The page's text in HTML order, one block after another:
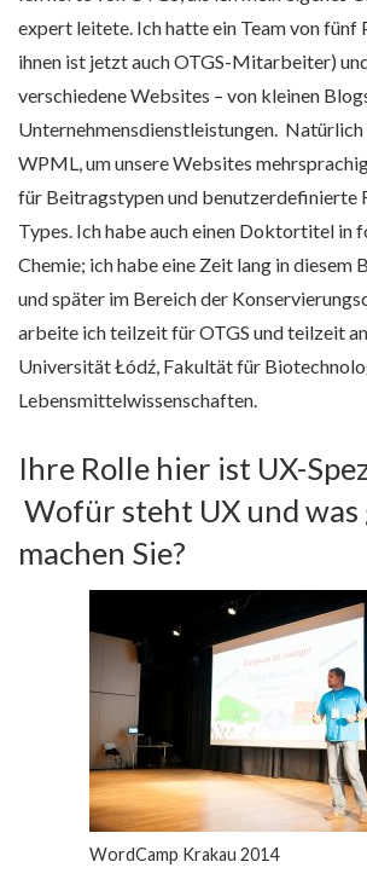
expert leitete. Ich hatte ein Team von fünf
ihnen ist jetzt auch OTGS-Mitarbeiter)
verschiedene Websites – von kleinen
Unternehmensdienstleistungen.
WPML, um unsere Websites
für Beitragstypen und benutzerdefinierte
Types. Ich habe auch einen Doktortitel in
Chemie; ich habe eine Zeit lang in diesem
und später im Bereich der
arbeite ich teilzeit für OTGS und teilzeit
Universität Łódź, Fakultät für
Lebensmittelwissenschaften.
Ihre Rolle hier ist UX-
Wofür steht UX und was
machen Sie?
WordCamp Krakau 2014